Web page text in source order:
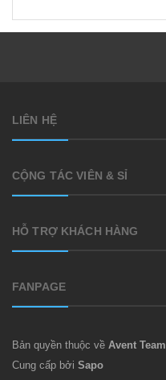
LIÊN HỆ
CỘNG TÁC VIÊN & SỈ
HỖ TRỢ KHÁCH HÀNG
FANPAGE
Bản quyền thuộc về Avent Team
Cung cấp bởi Sapo